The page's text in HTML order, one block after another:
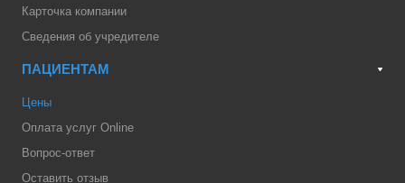
Карточка компании
Сведения об учредителе
ПАЦИЕНТАМ
Цены
Оплата услуг Online
Вопрос-ответ
Оставить отзыв